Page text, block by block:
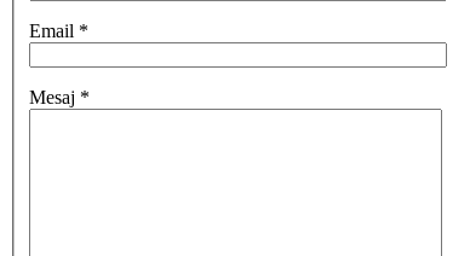
Email *
Mesaj *